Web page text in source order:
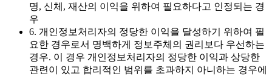
명, 신체, 재산의 이익을 위하여 필요하다고 인정되는 경
우
6. 개인정보처리자의 정당한 이익을 달성하기 위하여 필
요한 경우로서 명백하게 정보주체의 권리보다 우선하는
경우. 이 경우 개인정보처리자의 정당한 이익과 상당한
관련이 있고 합리적인 범위를 초과하지 아니하는 경우에